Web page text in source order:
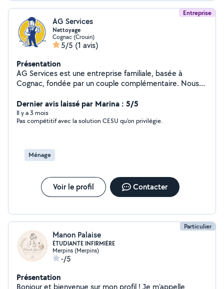
Entreprise
AG Services
Nettoyage
Cognac (Crouin)
5/5 (1 avis)
Présentation
AG Services est une entreprise familiale, basée à
Cognac, fondée par un couple complémentaire. Nous
le nettoyage de chantier après travaux - le ménage de
bureaux et locaux professionnels - le nettoyage de
location saisonnière - le nettoyage de vitres et baies
pas à nous contacter.
Dernier avis laissé par Marina : 5/5
Il y a 3 mois
Pas compétitif avec la solution CESU qu'on privilégie.
Ménage
Voir le profil Contacter
Particulier
Manon Palaise
ÉTUDIANTE INFIRMIÈRE
Merpins (Merpins)
-/5
Présentation
Bonjour et bienvenue sur mon profil ! Je m'appelle